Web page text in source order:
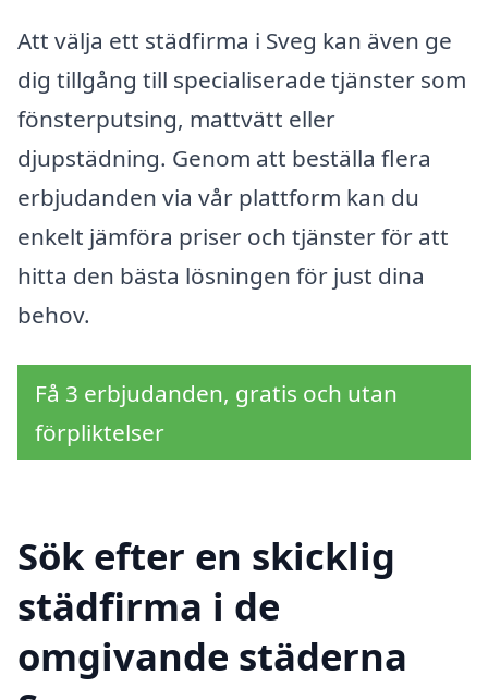
Att välja ett städfirma i Sveg kan även ge
dig tillgång till specialiserade tjänster som
fönsterputsing, mattvätt eller
djupstädning. Genom att beställa flera
erbjudanden via vår plattform kan du
enkelt jämföra priser och tjänster för att
hitta den bästa lösningen för just dina
behov.
Få 3 erbjudanden, gratis och utan
förpliktelser
Sök efter en skicklig
städfirma i de
omgivande städerna